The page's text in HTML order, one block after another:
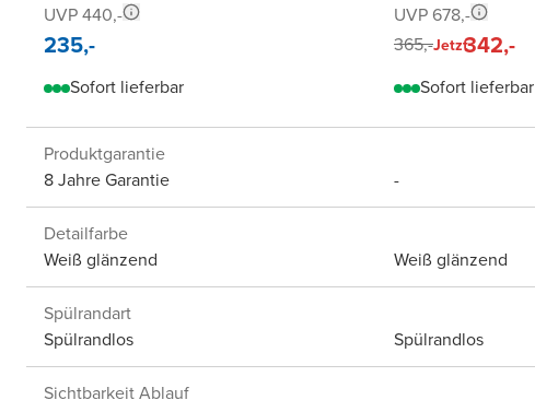
UVP 440,-
235,-
Sofort lieferbar
UVP 678,-
365,-Jetzt342,-
Sofort lieferbar
Produktgarantie
8 Jahre Garantie
-
Detailfarbe
Weiß glänzend
Weiß glänzend
Spülrandart
Spülrandlos
Spülrandlos
Sichtbarkeit Ablauf